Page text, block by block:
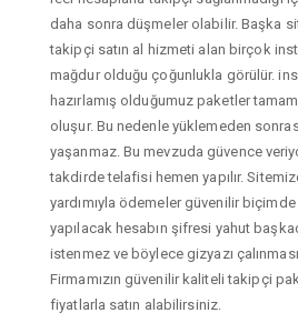
daha sonra düşmeler olabilir. Başka
takipçi satın al hizmeti alan birçok
mağdur olduğu çoğunlukla görülür.
hazırlamış olduğumuz paketler
oluşur. Bu nedenle yüklemeden
yaşanmaz. Bu mevzuda güvence
takdirde telafisi hemen yapılır.
yardımıyla ödemeler güvenilir biçimde
yapılacak hesabın şifresi yahut
istenmez ve böylece gizyazı
Firmamızın güvenilir kaliteli takipçi
fiyatlarla satın alabilirsiniz.